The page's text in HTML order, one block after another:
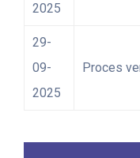
2025
29-
09-
2025
Proces